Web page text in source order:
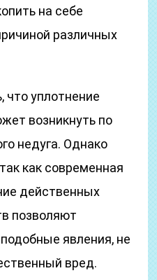
на себе
различных
что уплотнение
возникнуть по
недуга. Однако
как современная
действенных
позволяют
явления, не
вред.